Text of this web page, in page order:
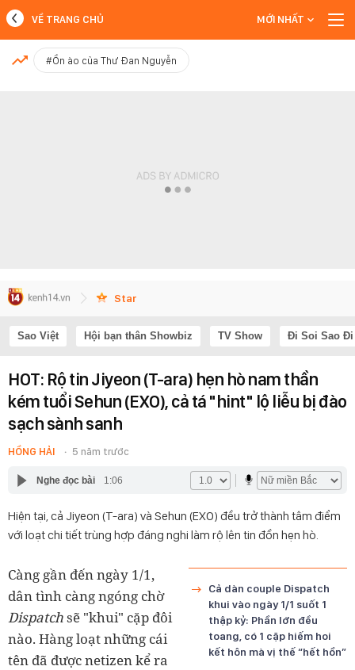
MỚI NHẤT
VỀ TRANG CHỦ MỚI NHẤT
#Ồn ào của Thư Đan Nguyễn
Star
Sao Việt Hội bạn thân Showbiz TV Show Đi Soi Sao Đi
HOT: Rộ tin Jiyeon (T-ara) hẹn hò nam thần
kém tuổi Sehun (EXO), cả tá "hint" lộ liễu bị đào
sạch sành sanh
HỒNG HẢI 5 năm trước
Nghe đọc bài 1:06
Hiện tại, cả Jiyeon (T-ara) và Sehun (EXO) đều trở thành tâm điểm
với loạt chi tiết trùng hợp đáng nghi làm rộ lên tin đồn hẹn hò.
Cả dàn couple Dispatch
khui vào ngày 1/1 suốt 1
thập kỷ: Phần lớn đều
toang, có 1 cặp hiếm hoi
kết hôn mà vị thế “hết hồn”
Càng gần đến ngày 1/1,
dân tình càng ngóng chờ
Dispatchsẽ "khui" cặp đôi
nào. Hàng loạt những cái
tên đã được netizen kể ra